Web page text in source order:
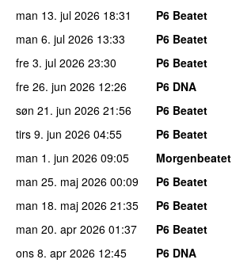
man 13. jul 2026 18:31
P6 Beatet
man 6. jul 2026 13:33
P6 Beatet
fre 3. jul 2026 23:30
P6 Beatet
fre 26. jun 2026 12:26
P6 DNA
søn 21. jun 2026 21:56
P6 Beatet
tirs 9. jun 2026 04:55
P6 Beatet
man 1. jun 2026 09:05
Morgenbeatet
man 25. maj 2026 00:09
P6 Beatet
man 18. maj 2026 21:35
P6 Beatet
man 20. apr 2026 01:37
P6 Beatet
ons 8. apr 2026 12:45
P6 DNA